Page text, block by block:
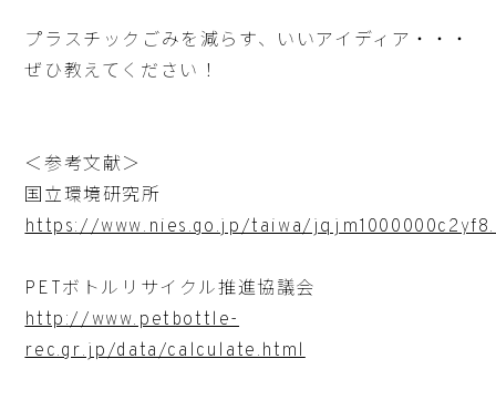
プラスチックごみを減らす、いいアイディア・・・
ぜひ教えてください！
＜参考文献＞
国立環境研究所
https://www.nies.go.jp/taiwa/
PETボトルリサイクル推進協議会
http://www.petbottle-
rec.gr.jp/data/calculate.html